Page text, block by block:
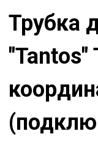
Трубка
"Tantos"